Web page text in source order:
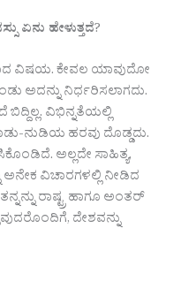
ಏನು ಹೇಳುತ್ತದೆ?
ವಿಷಯ. ಕೇವಲ ಯಾವುದೋ
ಅದನ್ನು ನಿರ್ಧರಿಸಲಾಗದು.
ಬಿದ್ದಿಲ್ಲ. ವಿಭಿನ್ನತೆಯಲ್ಲಿ
ನುಡಿಯ ಹರವು ದೊಡ್ಡದು.
ಅಲ್ಲದೇ ಸಾಹಿತ್ಯ,
ಅನೇಕ ವಿಚಾರಗಳಲ್ಲಿ ನೀಡಿದ
ರಾಷ್ಟ್ರ ಹಾಗೂ ಅಂತರ್
ದೇಶವನ್ನು